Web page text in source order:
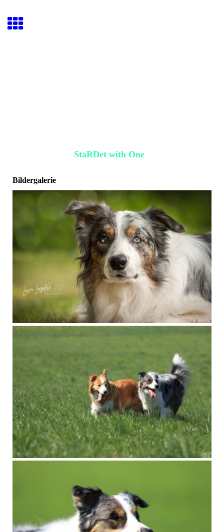
StaRDet with One
Bildergalerie